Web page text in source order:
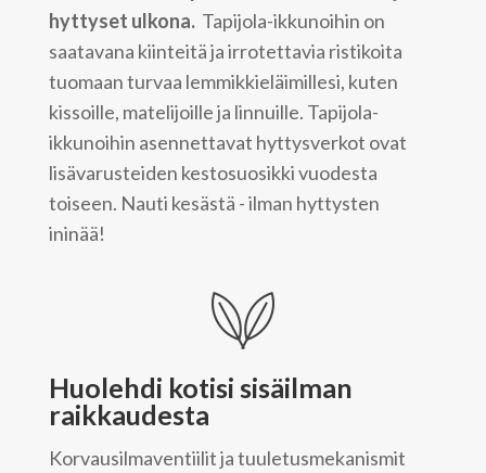
hyttyset ulkona. Tapijola-ikkunoihin on
saatavana kiinteitä ja irrotettavia ristikoita
tuomaan turvaa lemmikkieläimillesi, kuten
kissoille, matelijoille ja linnuille. Tapijola-
ikkunoihin asennettavat hyttysverkot ovat
lisävarusteiden kestosuosikki vuodesta
toiseen. Nauti kesästä - ilman hyttysten
ininää!
Huolehdi kotisi sisäilman
raikkaudesta
Korvausilmaventiilit ja tuuletusmekanismit